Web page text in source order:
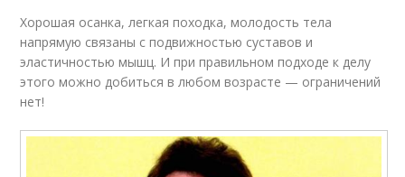
Хорошая осанка, легкая походка, молодость тела
напрямую связаны с подвижностью суставов и
эластичностью мышц. И при правильном подходе к делу
этого можно добиться в любом возрасте — ограничений
нет!